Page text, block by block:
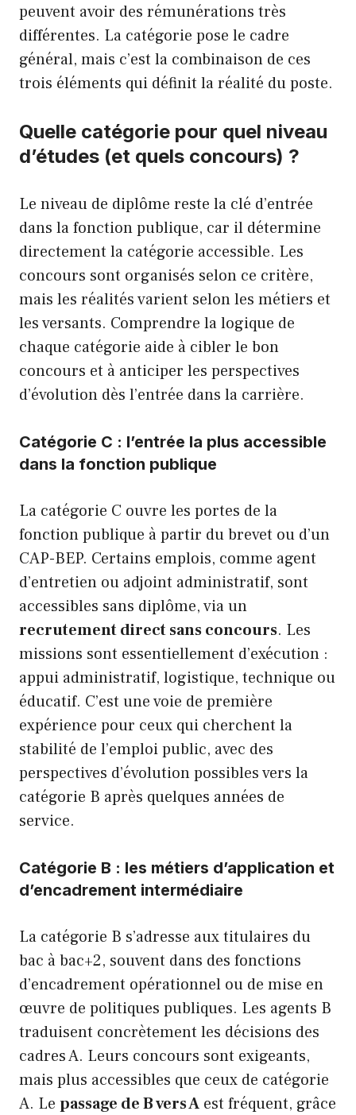
peuvent avoir des rémunérations très
différentes. La catégorie pose le cadre
général, mais c’est la combinaison de ces
trois éléments qui définit la réalité du poste.
Quelle catégorie pour quel niveau
d’études (et quels concours) ?
Le niveau de diplôme reste la clé d’entrée
dans la fonction publique, car il détermine
directement la catégorie accessible. Les
concours sont organisés selon ce critère,
mais les réalités varient selon les métiers et
les versants. Comprendre la logique de
chaque catégorie aide à cibler le bon
concours et à anticiper les perspectives
d’évolution dès l’entrée dans la carrière.
Catégorie C : l’entrée la plus accessible
dans la fonction publique
La catégorie C ouvre les portes de la
fonction publique à partir du brevet ou d’un
CAP-BEP. Certains emplois, comme agent
d’entretien ou adjoint administratif, sont
accessibles sans diplôme, via un
recrutement direct sans concours. Les
missions sont essentiellement d’exécution :
appui administratif, logistique, technique ou
éducatif. C’est une voie de première
expérience pour ceux qui cherchent la
stabilité de l’emploi public, avec des
perspectives d’évolution possibles vers la
catégorie B après quelques années de
service.
Catégorie B : les métiers d’application et
d’encadrement intermédiaire
La catégorie B s’adresse aux titulaires du
bac à bac+2, souvent dans des fonctions
d’encadrement opérationnel ou de mise en
œuvre de politiques publiques. Les agents B
traduisent concrètement les décisions des
cadres A. Leurs concours sont exigeants,
mais plus accessibles que ceux de catégorie
A. Le passage de B vers A est fréquent, grâce